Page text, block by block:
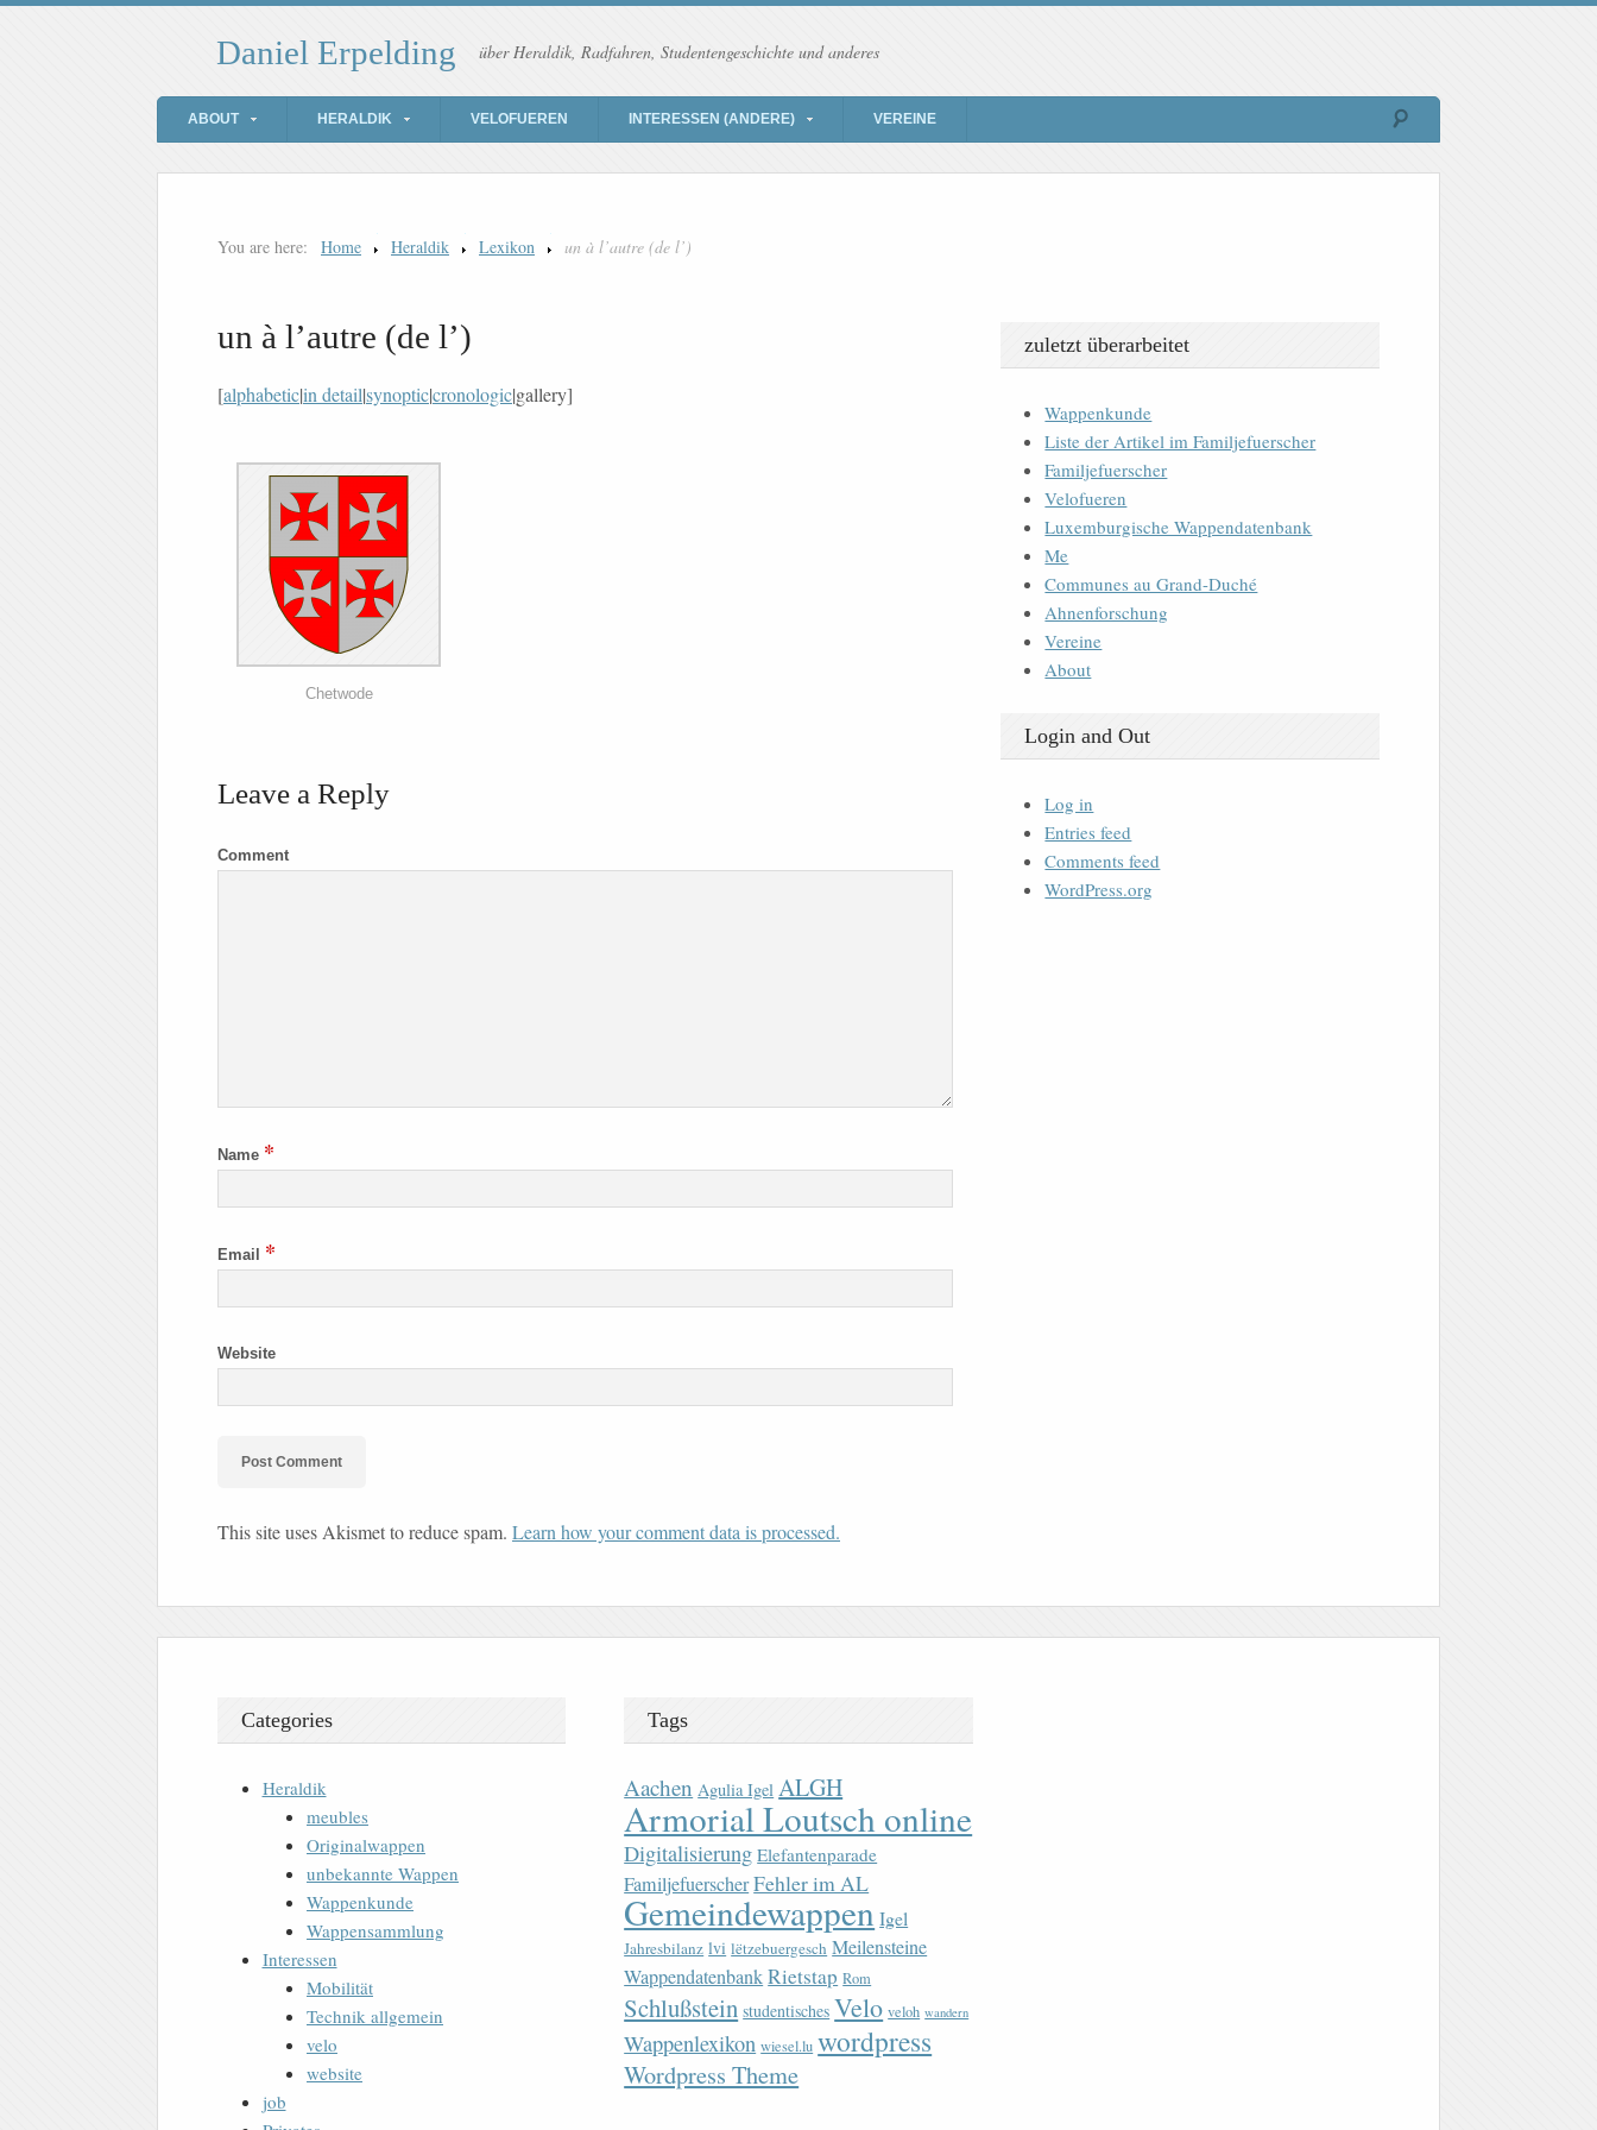
Daniel Erpelding über Heraldik, Radfahren, Studentengeschichte und anderes
ABOUT HERALDIK VELOFUEREN INTERESSEN (ANDERE) VEREINE
You are here: Home Heraldik Lexikon un à l’autre (de l’)
un à l’autre (de l’)
[alphabetic|in detail|synoptic|cronologic|gallery]
Chetwode
Leave a Reply
Comment
Name *
Email *
Website
This site uses Akismet to reduce spam. Learn how your comment data is processed.
zuletzt überarbeitet
Wappenkunde
Liste der Artikel im Familjefuerscher
Familjefuerscher
Velofueren
Luxemburgische Wappendatenbank
Me
Communes au Grand-Duché
Ahnenforschung
Vereine
About
Login and Out
Log in
Entries feed
Comments feed
WordPress.org
Categories
Heraldik
meubles
Originalwappen
unbekannte Wappen
Wappenkunde
Wappensammlung
Interessen
Mobilität
Technik allgemein
velo
website
job
Tags
Aachen Agulia Igel ALGH
Armorial Loutsch online
Digitalisierung Elefantenparade
FamiljefuerscherFehler im AL
Gemeindewappen Igel
Jahresbilanz lvi lëtzebuergesch Meilensteine
WappendatenbankRietstap Rom
Schlußstein studentisches Velo veloh wandern
Wappenlexikon wiesel.lu wordpress
Wordpress Theme